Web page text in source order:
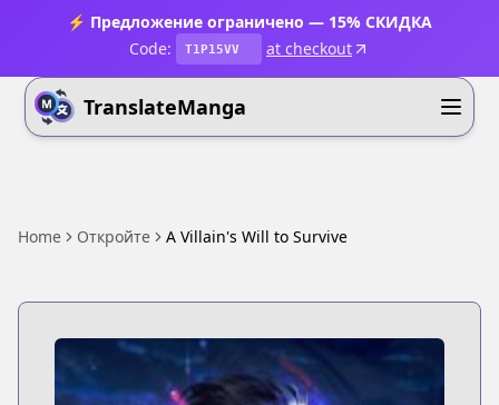
⚡ Предложение ограничено — 15% СКИДКА
Code:
T1P15VV at checkout
TranslateManga
Home Откройте A Villain's Will to Survive